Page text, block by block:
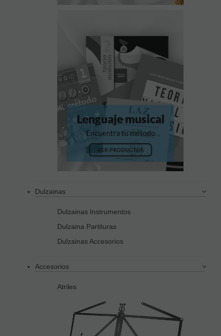
Dulzainas
Dulzainas Instrumentos
Dulzaina Partituras
Dulzainas Accesorios
Accesorios
Atriles